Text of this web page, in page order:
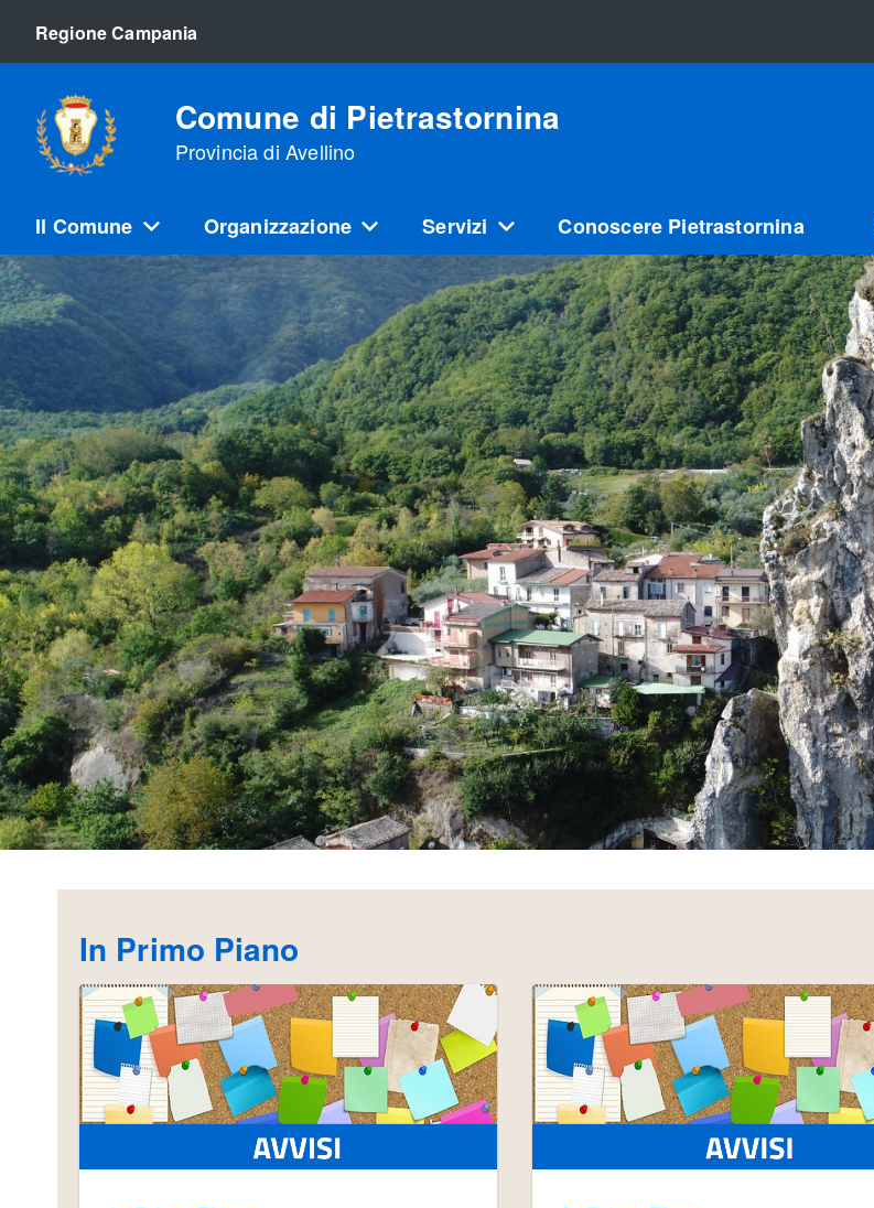
Regione Campania
Comune di Pietrastornina
Provincia di Avellino
Il Comune Organizzazione Servizi Conoscere Pietrastornina
In Primo Piano